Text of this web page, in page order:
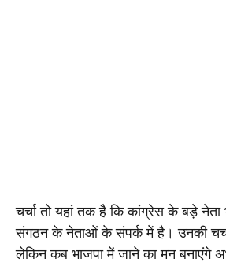
चर्चा तो यहां तक है कि कांग्रेस के बड़े नेता
संगठन के नेताओं के संपर्क में है। उनकी
लेकिन कब भाजपा में जाने का मन बनाएंगे